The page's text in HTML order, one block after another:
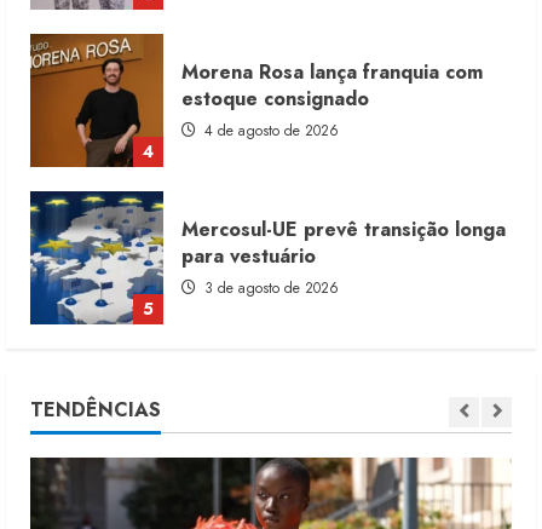
4
Morena Rosa lança franquia com
estoque consignado
4 de agosto de 2026
5
Mercosul-UE prevê transição longa
para vestuário
3 de agosto de 2026
1
5 de agosto de 2026
TENDÊNCIAS